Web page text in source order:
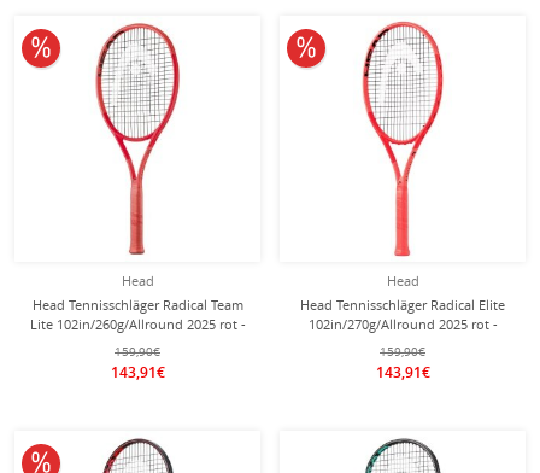
Head
Head Tennisschläger Radical Team
Lite 102in/260g/Allround 2025 rot -
besaitet -
159,90€
143,91€
10% reduziert
Head
Head Tennisschläger Radical Elite
102in/270g/Allround 2025 rot -
besaitet -
159,90€
143,91€
10% reduziert
10% reduziert